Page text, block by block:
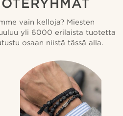
vain kelloja? Miesten
yli 6000 erilaista tuotetta
osaan niistä tässä alla.